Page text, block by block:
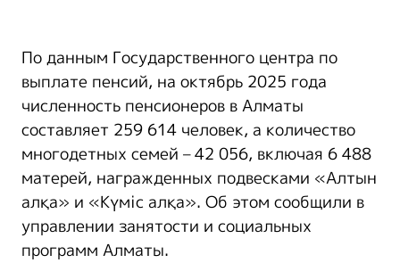
По данным Государственного центра по
выплате пенсий, на октябрь 2025 года
численность пенсионеров в Алматы
составляет 259 614 человек, а количество
многодетных семей – 42 056, включая 6 488
матерей, награжденных подвесками «Алтын
алқа» и «Күміс алқа». Об этом сообщили в
управлении занятости и социальных
программ Алматы.